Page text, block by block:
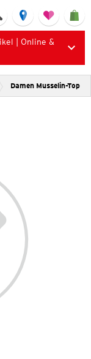
| Online &
Damen Musselin-Top